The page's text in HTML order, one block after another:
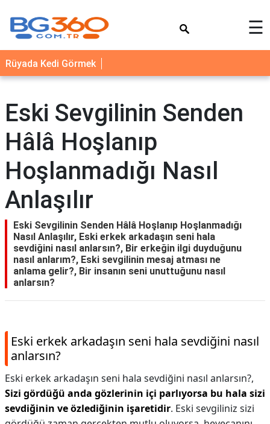
YEMEK
TARİFLERİ
NEDİR
FAYDALARI
İLETİŞİM
☰
Rüyada Kedi Görmek
Eski Sevgilinin Senden
Hâlâ Hoşlanıp
Hoşlanmadığı Nasıl
Anlaşılır
Eski Sevgilinin Senden Hâlâ Hoşlanıp Hoşlanmadığı
Nasıl Anlaşılır, Eski erkek arkadaşın seni hala
sevdiğini nasıl anlarsın?, Bir erkeğin ilgi duyduğunu
nasıl anlarım?, Eski sevgilinin mesaj atması ne
anlama gelir?, Bir insanın seni unuttuğunu nasıl
anlarsın?
Eski erkek arkadaşın seni hala sevdiğini nasıl
anlarsın?
Eski erkek arkadaşın seni hala sevdiğini nasıl anlarsın?,
Sizi gördüğü anda gözlerinin içi parlıyorsa bu hala sizi
sevdiğinin ve özlediğinin işaretidir. Eski sevgiliniz sizi